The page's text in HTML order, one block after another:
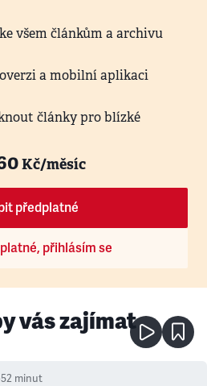
všem článkům a archivu
a mobilní aplikaci
články pro blízké
Kč/měsíc
předplatné
přihlásím se
vás zajímat
52 minut